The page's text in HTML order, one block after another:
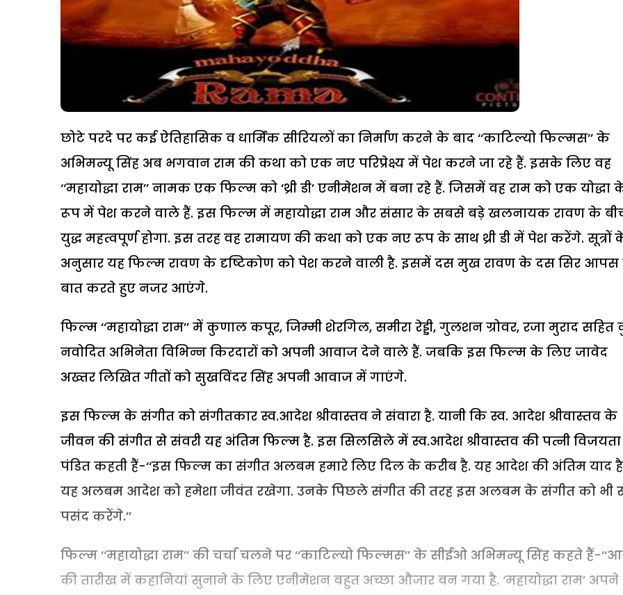
छोटे परदे पर कई ऐतिहासिक व धार्मिक सीरियलों का निर्माण करने के बाद ‘‘काटिल्यो फिल्मस’’ के
अभिमन्यू सिंह अब भगवान राम की कथा को एक नए परिप्रेक्ष्य में पेश करने जा रहे हैं. इसके लिए वह
‘‘महायोद्धा राम’’ नामक एक फिल्म को ‘थ्री डी’ एनीमेशन में बना रहे हैं. जिसमें वह राम को एक योद्धा
रूप में पेश करने वाले हैं. इस फिल्म में महायोद्धा राम और संसार के सबसे बड़े खलनायक रावण के
युद्ध महत्वपूर्ण होगा. इस तरह वह रामायण की कथा को एक नए रूप के साथ थ्री डी में पेश करेंगे. सूत्रों
अनुसार यह फिल्म रावण के दृष्टिकोण को पेश करने वाली है. इसमें दस मुख रावण के दस सिर आपस
बात करते हुए नजर आएंगे.
फिल्म ‘‘महायोद्धा राम’’ में कुणाल कपूर, जिम्मी शेरगिल, समीरा रेड्डी, गुलशन ग्रोवर, रजा मुराद
नवोदित अभिनेता विभिन्न किरदारों को अपनी आवाज देने वाले हैं. जबकि इस फिल्म के लिए जावेद
अख्तर लिखित गीतों को सुखविंदर सिंह अपनी आवाज में गाएंगे.
इस फिल्म के संगीत को संगीतकार स्व.आदेश श्रीवास्तव ने संवारा है. यानी कि स्व. आदेश श्रीवास्तव के
जीवन की संगीत से संवरी यह अंतिम फिल्म है. इस सिलसिले में स्व.आदेश श्रीवास्तव की पत्नी विजयता
पंडित कहती हैं-‘‘इस फिल्म का संगीत अलबम हमारे लिए दिल के करीब है. यह आदेश की अंतिम याद
यह अलबम आदेश को हमेशा जीवंत रखेगा. उनके पिछले संगीत की तरह इस अलबम के संगीत को भी
पसंद करेंगे.’’
फिल्म ‘‘महायोद्धा राम’’ की चर्चा चलने पर ‘‘काटिल्यो फिल्मस’’ के सीईओ अभिमन्यू सिंह कहते हैं-
की तारीख में कहानियां सुनाने के लिए एनीमेशन बहुत अच्छा औजार बन गया है. ‘महायोद्धा राम’ अपने